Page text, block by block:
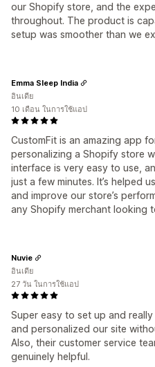
our Shopify store, and the
throughout. The product is
setup was smoother than we
CustomFit is an amazing app
personalizing a Shopify store
interface is very easy to use,
just a few minutes. It’s helped
and improve our store’s
any Shopify merchant looking
Emma Sleep India
อินเดีย
10 เดือน ในการใช้แอป
Super easy to set up and
and personalized our site
Also, their customer service
genuinely helpful.
Nuvie
อินเดีย
27 วัน ในการใช้แอป